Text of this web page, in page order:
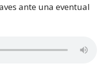
ante una eventual